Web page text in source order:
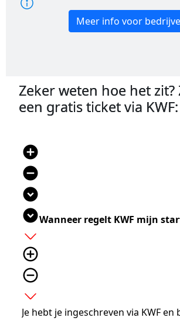
Meer info voor
Zeker weten hoe het zit?
een gratis ticket via KWF:
add_circle
remove_circle
expand_circle_down
expand_circle_down
add
add_circle_outline
remove_circle_outline
expand_more
Wanneer regelt KWF mijn
Je hebt je ingeschreven via KWF en